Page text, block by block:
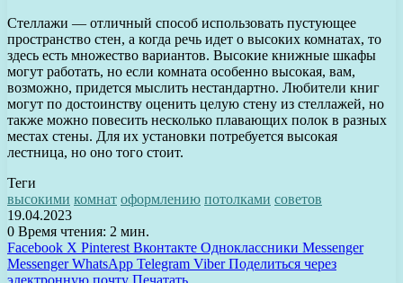
Стеллажи — отличный способ использовать пустующее
пространство стен, а когда речь идет о высоких комнатах, то
здесь есть множество вариантов. Высокие книжные шкафы
могут работать, но если комната особенно высокая, вам,
возможно, придется мыслить нестандартно. Любители книг
могут по достоинству оценить целую стену из стеллажей, но
также можно повесить несколько плавающих полок в разных
местах стены. Для их установки потребуется высокая
лестница, но оно того стоит.
Теги
высокими комнат оформлению потолками советов
19.04.2023
0 Время чтения: 2 мин.
Facebook X Pinterest Вконтакте Одноклассники Messenger
Messenger WhatsApp Telegram Viber Поделиться через